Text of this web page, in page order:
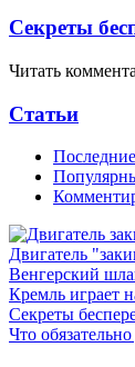
Секреты
Читать
Статьи
Последние
Двигатель
Венгерский
Кремль играет
Секреты
Что